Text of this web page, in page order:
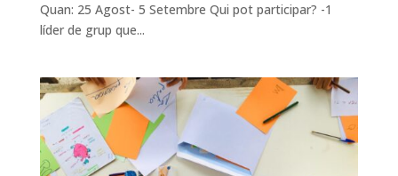
Quan: 25 Agost- 5 Setembre Qui pot participar? -1
líder de grup que...